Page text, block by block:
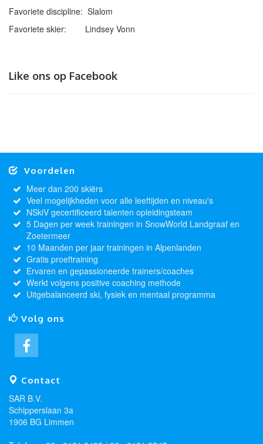
Favoriete discipline: Slalom
Favoriete skier: Lindsey Vonn
Like ons op Facebook
Voordelen
Meer dan 200 skiërs
Veel mogelijkheden voor alle leeftijden en niveau's
NSkiV gecertificeerd talenten opleidingsteam
5 Dagen per week trainingen in SnowWorld Landgraaf en
Zoetermeer
10 Maanden per jaar trainingen in Alpenlanden
Gratis proeftraining
Ervaren en gepassioneerde trainers/coaches
Werkt volgens positive coaching methode
Uitgebalanceerd ski, fysiek en mentaal programma
Volg ons
Contact
SAR B.V.
Schipperslaan 3a
1906 BG Limmen